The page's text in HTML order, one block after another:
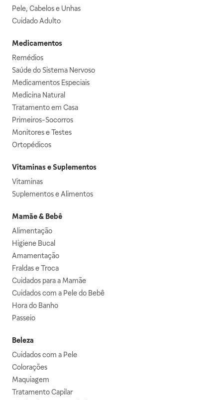
Pele, Cabelos e Unhas
Cuidado Adulto
Medicamentos
Remédios
Saúde do Sistema Nervoso
Medicamentos Especiais
Medicina Natural
Tratamento em Casa
Primeiros-Socorros
Monitores e Testes
Ortopédicos
Vitaminas e Suplementos
Vitaminas
Suplementos e Alimentos
Mamãe & Bebê
Alimentação
Higiene Bucal
Amamentação
Fraldas e Troca
Cuidados para a Mamãe
Cuidados com a Pele do Bebê
Hora do Banho
Passeio
Beleza
Cuidados com a Pele
Colorações
Maquiagem
Tratamento Capilar